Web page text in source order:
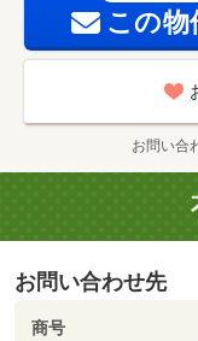
この
お問い合
お問い合わせ先
商号